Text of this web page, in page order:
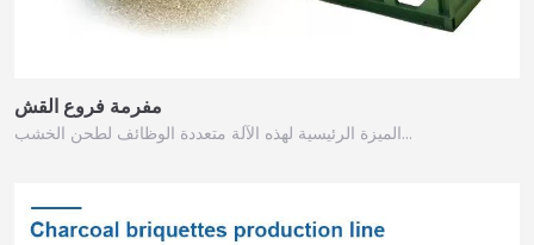
مفرمة فروع القش
الميزة الرئيسية لهذه الآلة متعددة الوظائف لطحن الخشب…